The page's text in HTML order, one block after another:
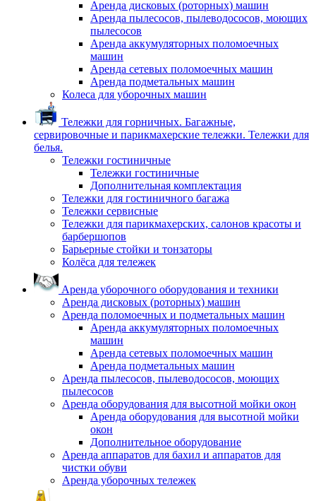
Аренда дисковых (роторных) машин
Аренда пылесосов, пылеводососов, моющих
пылесосов
Аренда аккумуляторных поломоечных
машин
Аренда сетевых поломоечных машин
Аренда подметальных машин
Колеса для уборочных машин
Тележки для горничных. Багажные,
сервировочные и парикмахерские тележки. Тележки для
белья.
Тележки гостиничные
Тележки гостиничные
Дополнительная комплектация
Тележки для гостиничного багажа
Тележки сервисные
Тележки для парикмахерских, салонов красоты и
барбершопов
Барьерные стойки и тонзаторы
Колёса для тележек
Аренда уборочного оборудования и техники
Аренда дисковых (роторных) машин
Аренда поломоечных и подметальных машин
Аренда аккумуляторных поломоечных
машин
Аренда сетевых поломоечных машин
Аренда подметальных машин
Аренда пылесосов, пылеводососов, моющих
пылесосов
Аренда оборудования для высотной мойки окон
Аренда оборудования для высотной мойки
окон
Дополнительное оборудование
Аренда аппаратов для бахил и аппаратов для
чистки обуви
Аренда уборочных тележек